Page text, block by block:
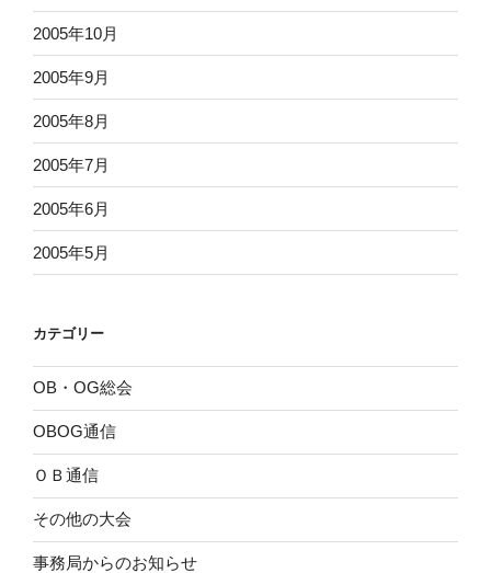
2005年10月
2005年9月
2005年8月
2005年7月
2005年6月
2005年5月
カテゴリー
OB・OG総会
OBOG通信
ＯＢ通信
その他の大会
事務局からのお知らせ